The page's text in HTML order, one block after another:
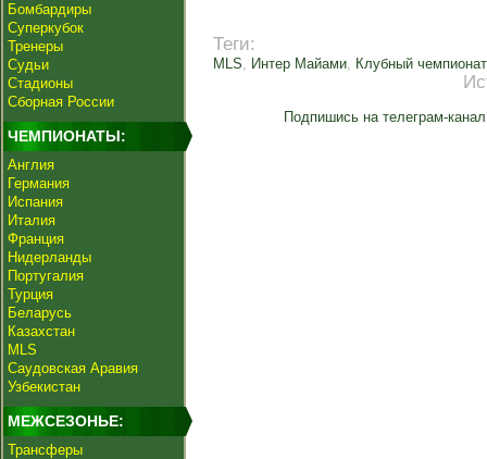
Бомбардиры
Суперкубок
Тренеры
Судьи
Стадионы
Сборная России
ЧЕМПИОНАТЫ:
Англия
Германия
Испания
Италия
Франция
Нидерланды
Португалия
Турция
Беларусь
Казахстан
MLS
Саудовская Аравия
Узбекистан
МЕЖСЕЗОНЬЕ:
Трансферы
Теги:
MLS, Интер Майами, Клубный
Подпишись на телеграм-